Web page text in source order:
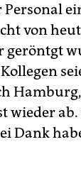
von
geröntgt
wieder
Dank